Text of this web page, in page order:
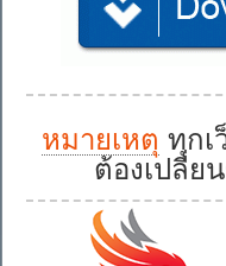
หมายเหตุ ทุก
ต้องเปลี่ย